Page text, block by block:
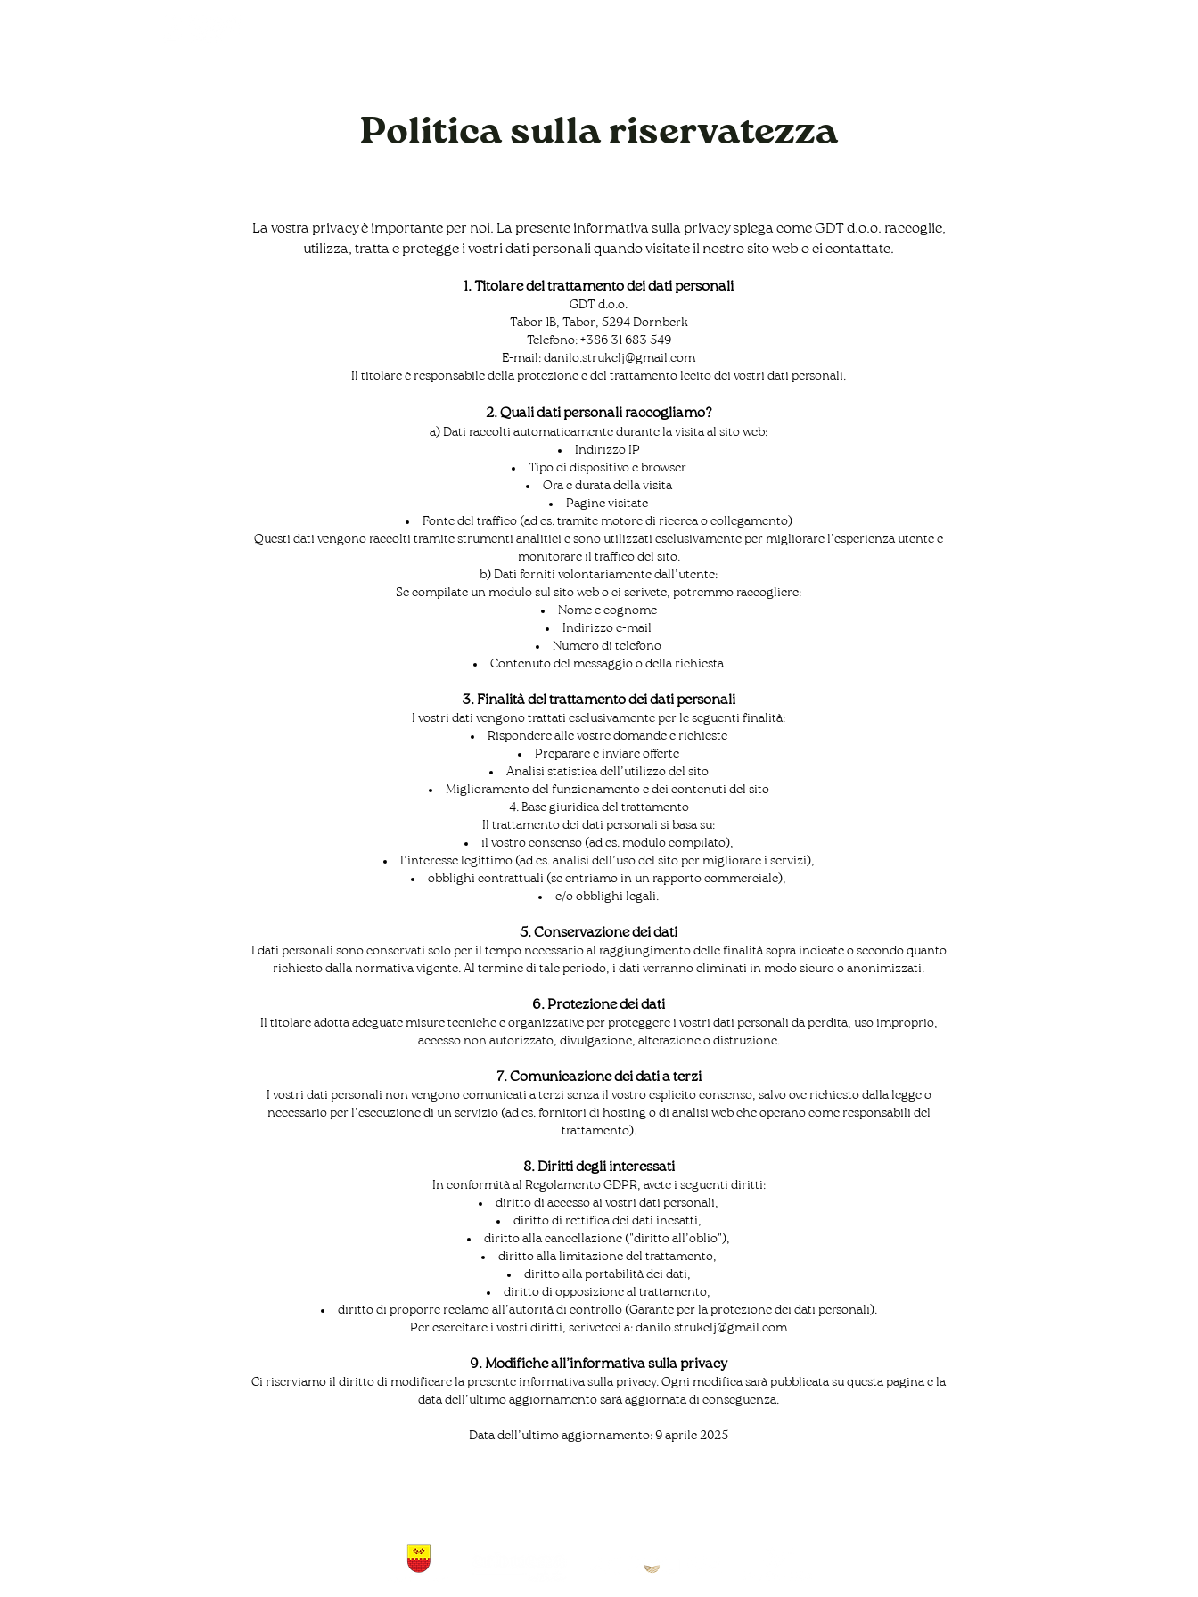
Politica sulla riservatezza
La vostra privacy è importante per noi. La presente informativa sulla privacy spiega come GDT d.o.o. raccoglie,
utilizza, tratta e protegge i vostri dati personali quando visitate il nostro sito web o ci contattate.
1. Titolare del trattamento dei dati personali
GDT d.o.o.
Tabor 1B, Tabor, 5294 Dornberk
Telefono: +386 31 683 549
E-mail: danilo.strukelj@gmail.com
Il titolare è responsabile della protezione e del trattamento lecito dei vostri dati personali.
2. Quali dati personali raccogliamo?
a) Dati raccolti automaticamente durante la visita al sito web:
Indirizzo IP
Tipo di dispositivo e browser
Ora e durata della visita
Pagine visitate
Fonte del traffico (ad es. tramite motore di ricerca o collegamento)
Questi dati vengono raccolti tramite strumenti analitici e sono utilizzati esclusivamente per migliorare l’esperienza utente e
monitorare il traffico del sito.
b) Dati forniti volontariamente dall’utente:
Se compilate un modulo sul sito web o ci scrivete, potremmo raccogliere:
Nome e cognome
Indirizzo e-mail
Numero di telefono
Contenuto del messaggio o della richiesta
3. Finalità del trattamento dei dati personali
I vostri dati vengono trattati esclusivamente per le seguenti finalità:
Rispondere alle vostre domande e richieste
Preparare e inviare offerte
Analisi statistica dell’utilizzo del sito
Miglioramento del funzionamento e dei contenuti del sito
4. Base giuridica del trattamento
Il trattamento dei dati personali si basa su:
il vostro consenso (ad es. modulo compilato),
l’interesse legittimo (ad es. analisi dell’uso del sito per migliorare i servizi),
obblighi contrattuali (se entriamo in un rapporto commerciale),
e/o obblighi legali.
5. Conservazione dei dati
I dati personali sono conservati solo per il tempo necessario al raggiungimento delle finalità sopra indicate o secondo quanto
richiesto dalla normativa vigente. Al termine di tale periodo, i dati verranno eliminati in modo sicuro o anonimizzati.
6. Protezione dei dati
Il titolare adotta adeguate misure tecniche e organizzative per proteggere i vostri dati personali da perdita, uso improprio,
accesso non autorizzato, divulgazione, alterazione o distruzione.
7. Comunicazione dei dati a terzi
I vostri dati personali non vengono comunicati a terzi senza il vostro esplicito consenso, salvo ove richiesto dalla legge o
necessario per l’esecuzione di un servizio (ad es. fornitori di hosting o di analisi web che operano come responsabili del
trattamento).
8. Diritti degli interessati
In conformità al Regolamento GDPR, avete i seguenti diritti:
diritto di accesso ai vostri dati personali,
diritto di rettifica dei dati inesatti,
diritto alla cancellazione ("diritto all’oblio"),
diritto alla limitazione del trattamento,
diritto alla portabilità dei dati,
diritto di opposizione al trattamento,
diritto di proporre reclamo all’autorità di controllo (Garante per la protezione dei dati personali).
Per esercitare i vostri diritti, scriveteci a: danilo.strukelj@gmail.com
9. Modifiche all’informativa sulla privacy
Ci riserviamo il diritto di modificare la presente informativa sulla privacy. Ogni modifica sarà pubblicata su questa pagina e la
data dell’ultimo aggiornamento sarà aggiornata di conseguenza.
Data dell’ultimo aggiornamento: 9 aprile 2025